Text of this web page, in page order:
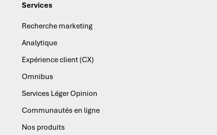
Services
Recherche marketing
Analytique
Expérience client (CX)
Omnibus
Services Léger Opinion
Communautés en ligne
Nos produits